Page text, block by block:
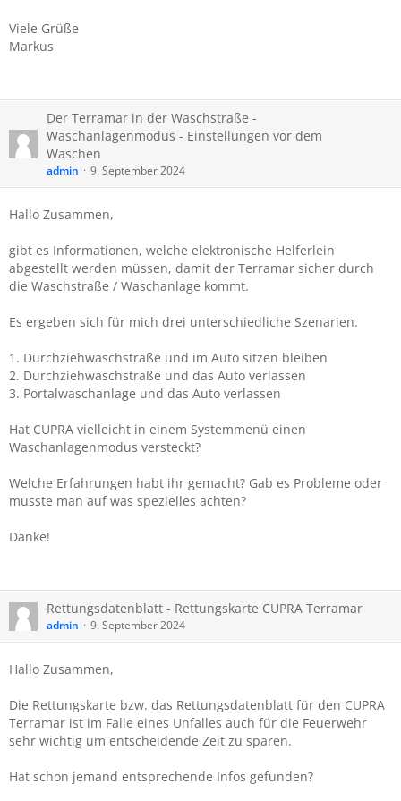
Viele Grüße
Markus
Der Terramar in der Waschstraße -
Waschanlagenmodus - Einstellungen vor dem
Waschen
admin 9. September 2024
Hallo Zusammen,
gibt es Informationen, welche elektronische Helferlein
abgestellt werden müssen, damit der Terramar sicher durch
die Waschstraße / Waschanlage kommt.
Es ergeben sich für mich drei unterschiedliche Szenarien.
1. Durchziehwaschstraße und im Auto sitzen bleiben
2. Durchziehwaschstraße und das Auto verlassen
3. Portalwaschanlage und das Auto verlassen
Hat CUPRA vielleicht in einem Systemmenü einen
Waschanlagenmodus versteckt?
Welche Erfahrungen habt ihr gemacht? Gab es Probleme oder
musste man auf was spezielles achten?
Danke!
Rettungsdatenblatt - Rettungskarte CUPRA Terramar
admin 9. September 2024
Hallo Zusammen,
Die Rettungskarte bzw. das Rettungsdatenblatt für den CUPRA
Terramar ist im Falle eines Unfalles auch für die Feuerwehr
sehr wichtig um entscheidende Zeit zu sparen.
Hat schon jemand entsprechende Infos gefunden?